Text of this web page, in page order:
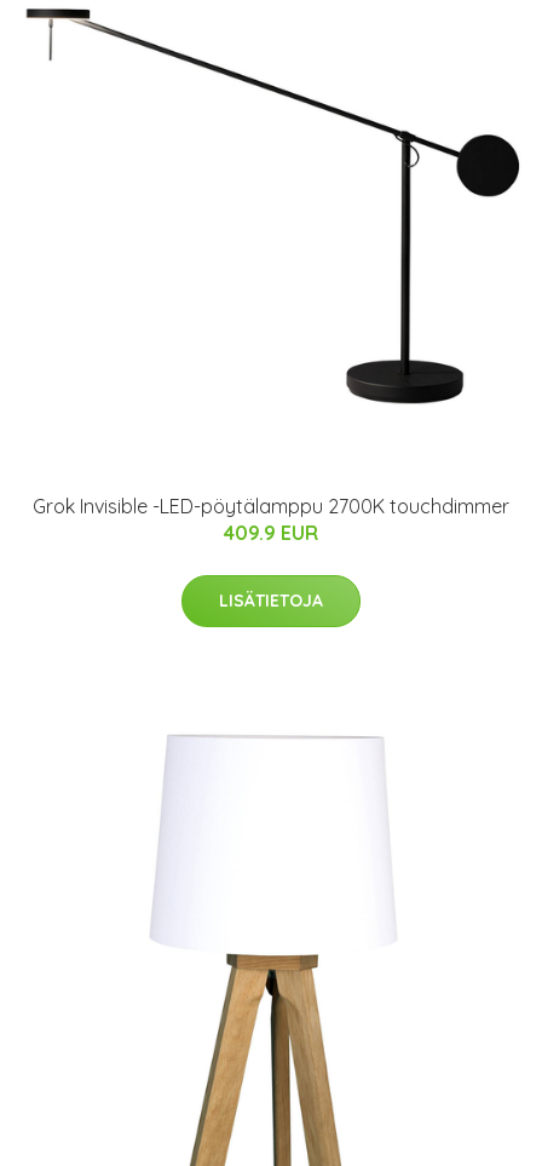
Grok Invisible -LED-pöytälamppu 2700K touchdimmer
409.9 EUR
LISÄTIETOJA